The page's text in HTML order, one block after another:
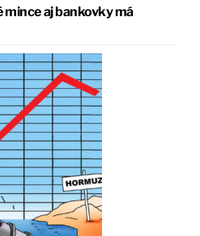
mince aj bankovky má